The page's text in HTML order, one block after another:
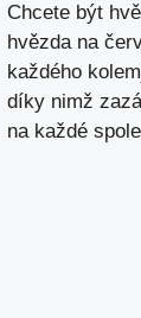
Chcete být
hvězda na
každého
díky nimž
na každé